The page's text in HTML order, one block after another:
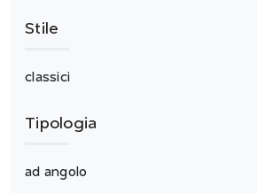
Stile
classici
Tipologia
ad angolo